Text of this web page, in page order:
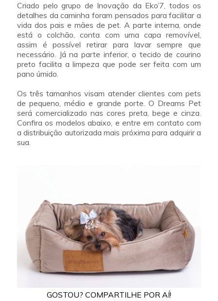
Criado pelo grupo de Inovação da Eko’7, todos os
detalhes da caminha foram pensados para facilitar a
vida dos pais e mães de pet. A parte interna, onde
está o colchão, conta com uma capa removível,
assim é possível retirar para lavar sempre que
necessário. Já na parte inferior, o tecido de courino
preto facilita a limpeza que pode ser feita com um
pano úmido.
Os três tamanhos visam atender clientes com pets
de pequeno, médio e grande porte. O Dreams Pet
será comercializado nas cores preta, bege e cinza.
Confira os modelos abaixo, e entre em contato com
a distribuição autorizada mais próxima para adquirir a
sua.
GOSTOU? COMPARTILHE POR AÍ!